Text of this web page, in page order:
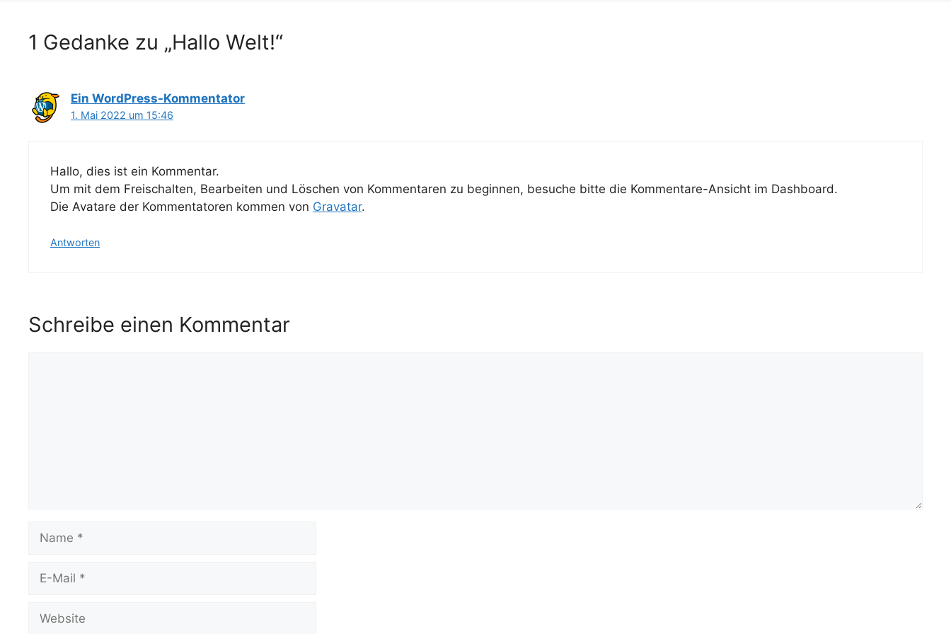
1 Gedanke zu „Hallo Welt!“
Ein WordPress-Kommentator
1. Mai 2022 um 15:46
Hallo, dies ist ein Kommentar.
Um mit dem Freischalten, Bearbeiten und Löschen von Kommentaren zu beginnen, besuche bitte die Kommentare-Ansicht im Dashboard.
Die Avatare der Kommentatoren kommen von Gravatar.
Antworten
Schreibe einen Kommentar